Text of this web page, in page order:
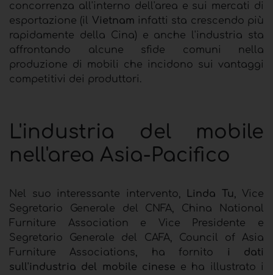
concorrenza all'interno dell'area e sui mercati di
esportazione (il Vietnam infatti sta crescendo più
rapidamente della Cina) e anche l'industria sta
affrontando alcune sfide comuni nella
produzione di mobili che incidono sui vantaggi
competitivi dei produttori.
L'industria del mobile
nell'area Asia-Pacifico
Nel suo interessante intervento, Linda Tu, Vice
Segretario Generale del CNFA, China National
Furniture Association e Vice Presidente e
Segretario Generale del CAFA, Council of Asia
Furniture Associations, ha fornito i dati
sull'industria del mobile cinese e ha illustrato i